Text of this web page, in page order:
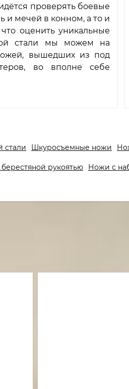
проверять боевые
и мечей в конном, а то и
оценить уникальные
стали мы можем на
вышедших из под
во вполне себе
стали Шкуросъемные ножи
рукоятью Ножи с